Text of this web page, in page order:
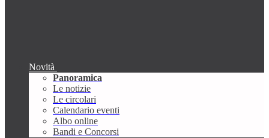
Novità
Panoramica
Le notizie
Le circolari
Calendario eventi
Albo online
Bandi e Concorsi